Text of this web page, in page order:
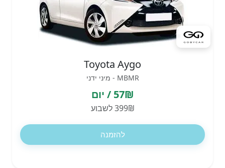
Toyota Aygo
MBMR - מיני ידני
57₪ / יום
399₪ לשבוע
להזמנה